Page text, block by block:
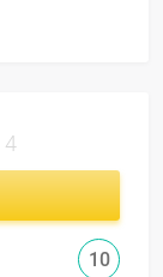
4
10